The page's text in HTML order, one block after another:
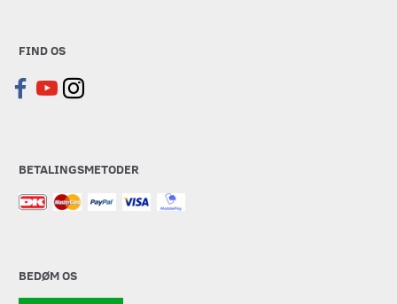
FIND OS
BETALINGSMETODER
BEDØM OS